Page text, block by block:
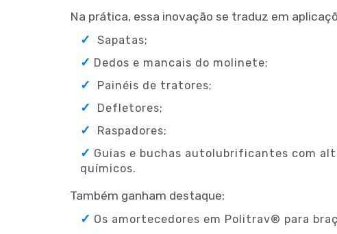
Na prática, essa inovação se traduz em
Sapatas;
Dedos e mancais do molinete;
Painéis de tratores;
Defletores;
Raspadores;
Guias e buchas autolubrificantes com
químicos.
Também ganham destaque:
Os amortecedores em Politrav® para